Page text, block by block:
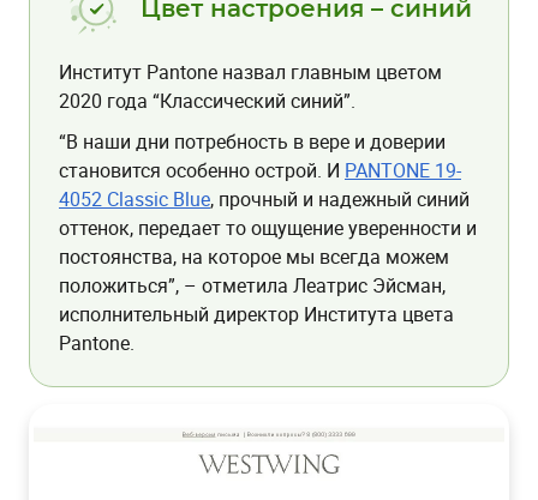
Цвет настроения – синий
Институт Pantone назвал главным цветом
2020 года “Классический синий”.
“В наши дни потребность в вере и доверии
становится особенно острой. И PANTONE 19-
4052 Classic Blue, прочный и надежный синий
оттенок, передает то ощущение уверенности и
постоянства, на которое мы всегда можем
положиться”, – отметила Леатрис Эйсман,
исполнительный директор Института цвета
Pantone.